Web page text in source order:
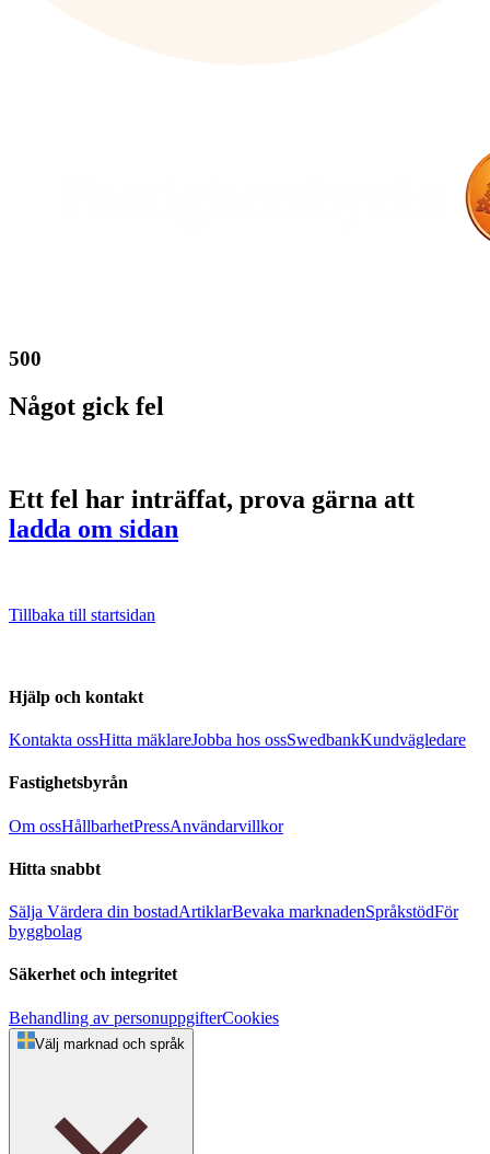
500
Något gick fel
Ett fel har inträffat, prova gärna att
ladda om sidan
Tillbaka till startsidan
Hjälp och kontakt
Kontakta ossHitta mäklareJobba hos ossSwedbankKundvägledare
Fastighetsbyrån
Om ossHållbarhetPressAnvändarvillkor
Hitta snabbt
Sälja Värdera din bostadArtiklarBevaka marknadenSpråkstödFör
byggbolag
Säkerhet och integritet
Behandling av personuppgifterCookies
Välj marknad och språk